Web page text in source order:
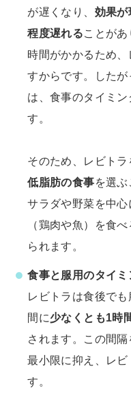
が遅くなり、 効果が
程度遅れる ことが
時間がかかるため
すからです。した
は、食事のタイミ
す。
そのため、レビトラ
低脂肪の食事を選
サラダや野菜を中
（鶏肉や魚）を食
られます。
食事と服用のタイミ
レビトラは食後で
間に少なくとも1時
されます。この間
最小限に抑え、レ
す。